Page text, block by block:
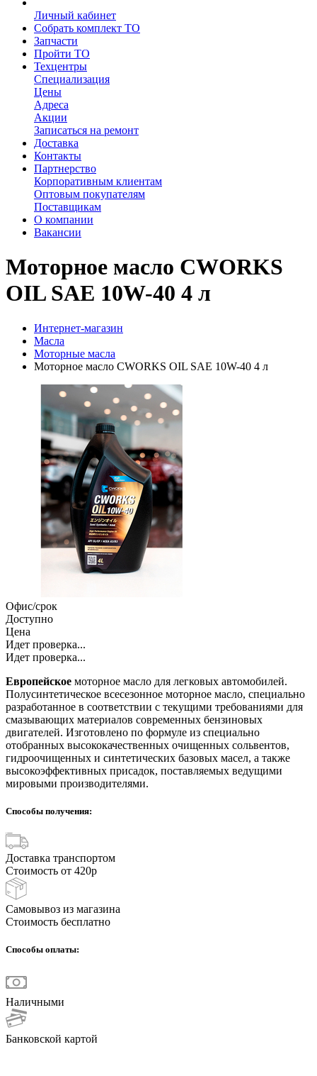
Личный кабинет
Собрать комплект ТО
Запчасти
Пройти ТО
Техцентры
Специализация
Цены
Адреса
Акции
Записаться на ремонт
Доставка
Контакты
Партнерство
Корпоративным клиентам
Оптовым покупателям
Поставщикам
О компании
Вакансии
Моторное масло CWORKS
OIL SAE 10W-40 4 л
Интернет-магазин
Масла
Моторные масла
Моторное масло CWORKS OIL SAE 10W-40 4 л
Офис/срок
Доступно
Цена
Идет проверка...
Идет проверка...
Европейское моторное масло для легковых автомобилей.
Полусинтетическое всесезонное моторное масло, специально
разработанное в соответствии с текущими требованиями для
смазывающих материалов современных бензиновых
двигателей. Изготовлено по формуле из специально
отобранных высококачественных очищенных сольвентов,
гидроочищенных и синтетических базовых масел, а также
высокоэффективных присадок, поставляемых ведущими
мировыми производителями.
Способы получения:
Доставка транспортом
Стоимость от 420р
Самовывоз из магазина
Стоимость бесплатно
Способы оплаты:
Наличными
Банковской картой